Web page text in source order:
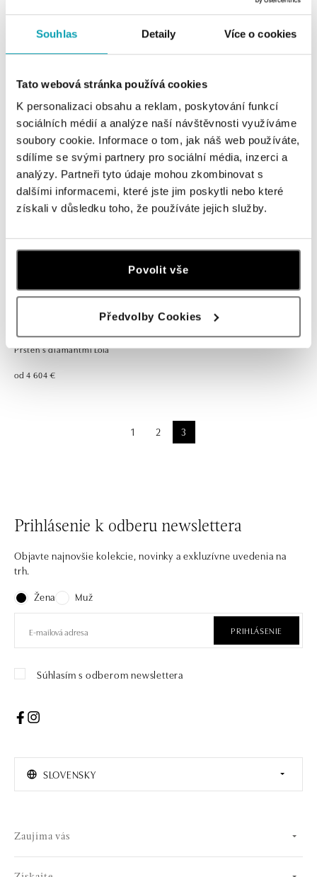
Souhlas Detaily Více o cookies
Tato webová stránka používá cookies
K personalizaci obsahu a reklam, poskytování funkcí
sociálních médií a analýze naší návštěvnosti využíváme
soubory cookie. Informace o tom, jak náš web používáte,
sdílíme se svými partnery pro sociální média, inzerci a
analýzy. Partneři tyto údaje mohou zkombinovat s
dalšími informacemi, které jste jim poskytli nebo které
získali v důsledku toho, že používáte jejich služby.
Povolit vše
Předvolby Cookies
Prsteň s diamantmi Sophisticated
od 3 167 €
Prsteň s diamantmi Eternal Beauty
od 3 294 €
Prsteň s diamantmi Lola
od 4 604 €
1 2 3
Prihlásenie k odberu newslettera
Objavte najnovšie kolekcie, novinky a exkluzívne uvedenia na
trh.
Žena
Muž
PRIHLÁSENIE
Súhlasím s odberom newslettera
SLOVENSKY
Zaujíma vás